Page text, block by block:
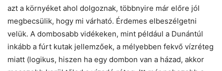
azt a környéket ahol dolgoznak, többnyire már előre jól
megbecsülik, hogy mi várható. Érdemes elbeszélgetni
velük. A dombosabb vidékeken, mint például a Dunántúl
inkább a fúrt kutak jellemzőek, a mélyebben fekvő vízréteg
miatt (logikus, hiszen ha egy dombon van a házad, akkor